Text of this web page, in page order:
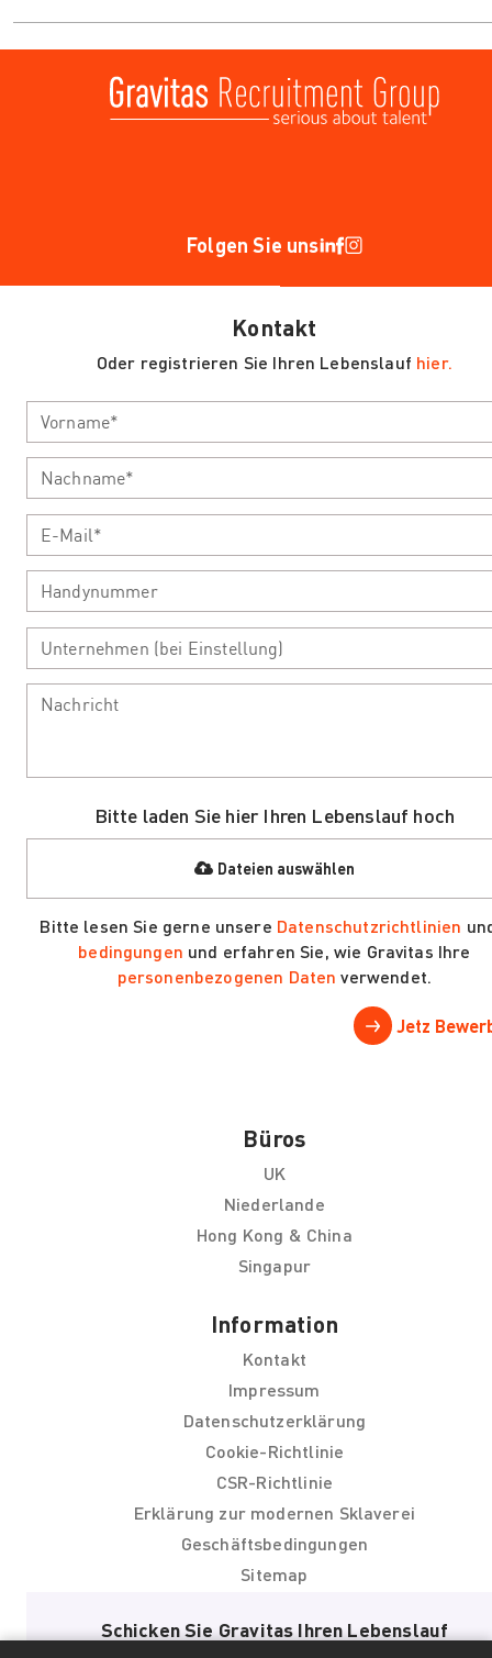
Folgen Sie uns
Kontakt
Oder registrieren Sie Ihren Lebenslauf hier.
Bitte laden Sie hier Ihren Lebenslauf hoch
Bitte lesen Sie gerne unsere Datenschutzrichtlinien
bedingungen und erfahren Sie, wie Gravitas Ihre
personenbezogenen Daten verwendet.
Büros
UK
Niederlande
Hong Kong & China
Singapur
Information
Kontakt
Impressum
Datenschutzerklärung
Cookie-Richtlinie
CSR-Richtlinie
Erklärung zur modernen Sklaverei
Geschäftsbedingungen
Sitemap
Schicken Sie Gravitas Ihren Lebenslauf